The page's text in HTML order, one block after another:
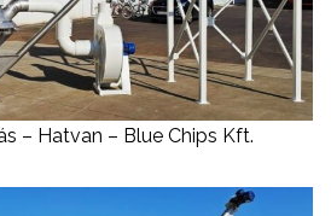
– Hatvan – Blue Chips Kft.